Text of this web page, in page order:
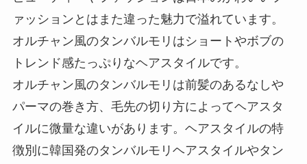
ァッションとはまた違った魅力で溢れています。
オルチャン風のタンバルモリはショートやボブの
トレンド感たっぷりなヘアスタイルです。
オルチャン風のタンバルモリは前髪のあるなしや
パーマの巻き方、毛先の切り方によってヘアスタ
イルに微量な違いがあります。ヘアスタイルの特
徴別に韓国発のタンバルモリヘアスタイルやタン